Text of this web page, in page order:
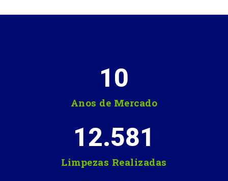
Anos de Mercado
10
Limpezas Realizadas
12.581